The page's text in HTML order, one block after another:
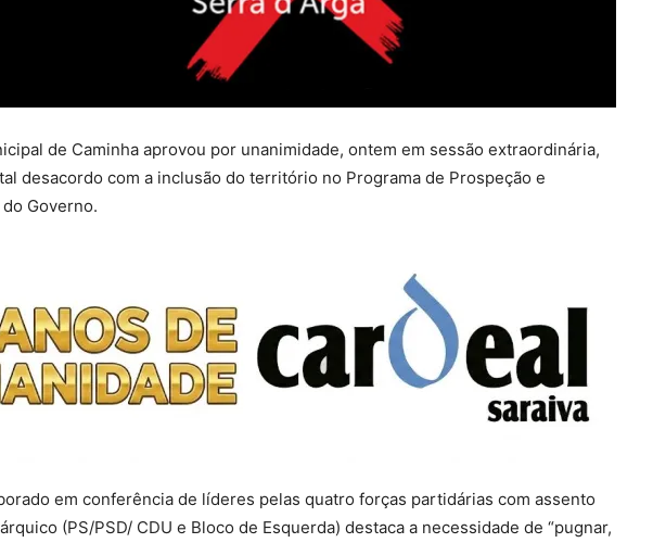
de Caminha aprovou por unanimidade, ontem em sessão extraordinária,
desacordo com a inclusão do território no Programa de Prospeção e
Governo.
em conferência de líderes pelas quatro forças partidárias com assento
(PS/PSD/ CDU e Bloco de Esquerda) destaca a necessidade de “pugnar,